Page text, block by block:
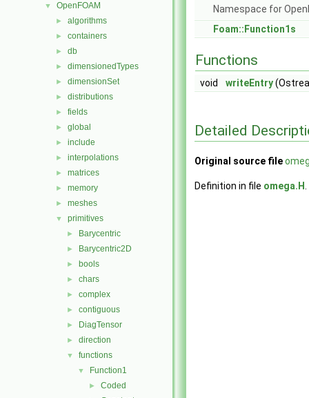
▼ OpenFOAM
► algorithms
► containers
► db
► dimensionedTypes
► dimensionSet
► distributions
► fields
► global
► include
► interpolations
► matrices
► memory
► meshes
▼ primitives
► Barycentric
► Barycentric2D
► bools
► chars
► complex
► contiguous
► DiagTensor
► direction
▼ functions
▼ Function1
► Coded
Namespace for
Foam::Function1s
Functions
void writeEntry
Detailed
Original source file
Definition in file omega.H